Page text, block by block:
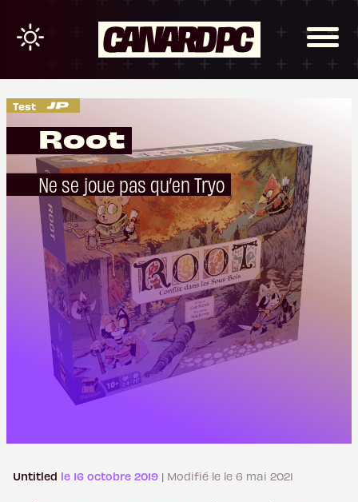
Test
Root
Ne se joue pas qu’en Tryo
Untitled le 16 octobre 2019 | Modifié le le 6 mai 2021